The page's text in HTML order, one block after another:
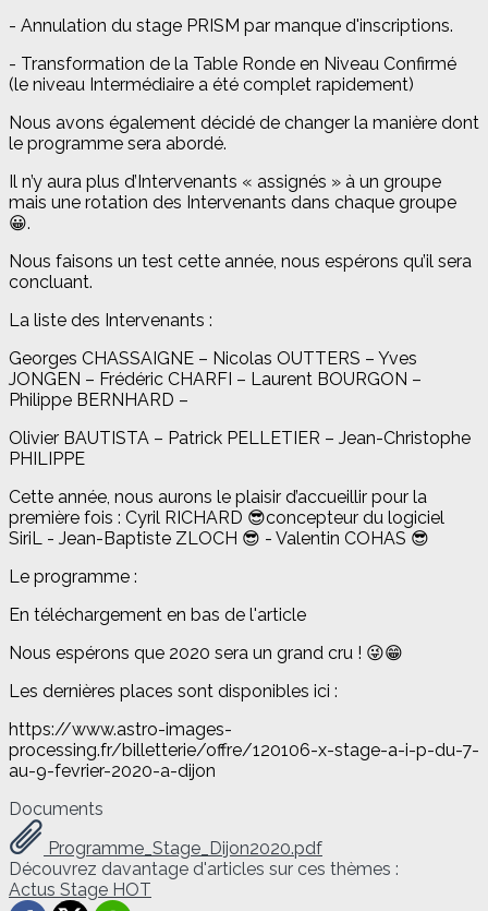
- Annulation du stage PRISM par manque d'inscriptions.
- Transformation de la Table Ronde en Niveau Confirmé
(le niveau Intermédiaire a été complet rapidement)
Nous avons également décidé de changer la manière dont
le programme sera abordé.
Il n’y aura plus d’Intervenants « assignés » à un groupe
mais une rotation des Intervenants dans chaque groupe
😀.
Nous faisons un test cette année, nous espérons qu’il sera
concluant.
La liste des Intervenants :
Georges CHASSAIGNE – Nicolas OUTTERS – Yves
JONGEN – Frédéric CHARFI – Laurent BOURGON –
Philippe BERNHARD –
Olivier BAUTISTA – Patrick PELLETIER – Jean-Christophe
PHILIPPE
Cette année, nous aurons le plaisir d’accueillir pour la
première fois : Cyril RICHARD 😎concepteur du logiciel
SiriL - Jean-Baptiste ZLOCH 😎 - Valentin COHAS 😎
Le programme :
En téléchargement en bas de l'article
Nous espérons que 2020 sera un grand cru ! 😜😁
Les dernières places sont disponibles ici :
https://www.astro-images-
processing.fr/billetterie/offre/120106-x-stage-a-i-p-du-7-
au-9-fevrier-2020-a-dijon
Documents
Programme_Stage_Dijon2020.pdf
Découvrez davantage d'articles sur ces thèmes :
Actus Stage HOT